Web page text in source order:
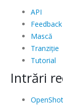
API
Feedback
Mască
Tranziție
Tutorial
Intrări